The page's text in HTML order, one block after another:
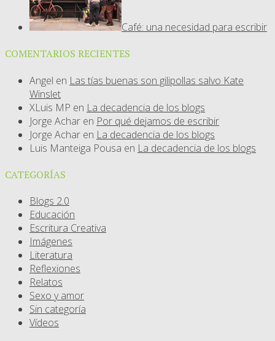
Café: una necesidad para escribir
COMENTARIOS RECIENTES
Angel en Las tías buenas son gilipollas salvo Kate
Winslet
XLuis MP en La decadencia de los blogs
Jorge Achar en Por qué dejamos de escribir
Jorge Achar en La decadencia de los blogs
Luis Manteiga Pousa en La decadencia de los blogs
CATEGORÍAS
Blogs 2.0
Educación
Escritura Creativa
Imágenes
Literatura
Reflexiones
Relatos
Sexo y amor
Sin categoría
Vídeos